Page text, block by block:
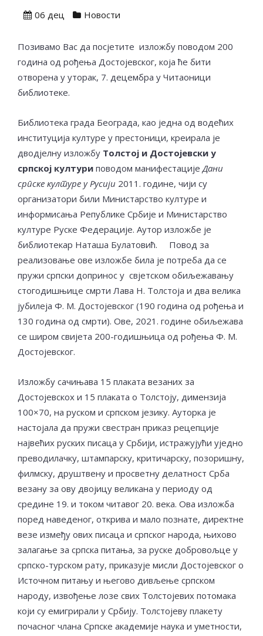
06 дец Новости
Позивамо Вас да посјетите изложбу поводом 200
година од рођења Достојевског, која ће бити
отворена у уторак, 7. децембра у Читаоници
библиотеке.
Библиотека града Београда, као једна од водећих
институција културе у престоници, креирала је
дводјелну изложбу Толстој и Достојевски у
српској култури поводом манифестацијеДани
српске културе у Русији 2011. године, чији су
организатори били Министарство културе и
информисања Републике Србије и Министарство
културе Руске Федерације. Аутор изложбе је
библиотекар Наташа Булатовић. Повод за
реализовање ове изложбе била је потреба да се
пружи српски допринос у свјетском обиљежавању
стогодишњице смрти Лава Н. Толстоја и два велика
јубилеја Ф. М. Достојевског (190 година од рођења и
130 година од смрти). Ове, 2021. године обиљежава
се широм свијета 200-годишњица од рођења Ф. М.
Достојевског.
Изложбу сачињава 15 плаката везаних за
Достојевскох и 15 плаката о Толстоју, димензија
100×70, на руском и српском језику. Ауторка је
настојала да пружи свестран приказ рецепције
највећих руских писаца у Србији, истражујући уједно
преводилачку, штампарску, критичарску, позоришну,
филмску, друштвену и просветну делатност Срба
везану за ову двојицу великана у периоду од
средине 19. и током читавог 20. века. Ова изложба
поред наведеног, открива и мало познате, директне
везе између ових писаца и српског народа, њихово
залагање за српска питања, за руске добровољце у
српско-турском рату, приказује мисли Достојевског о
Источном питању и његово дивљење српском
народу, извођење лозе свих Толстојевих потомака
који су емигрирали у Србију. Толстојеву плакету
почасног члана Српске академије наука и уметности,